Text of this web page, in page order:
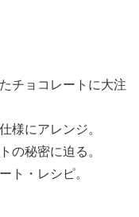
チョコレートに大注
様にアレンジ。
の秘密に迫る。
ト・レシピ。